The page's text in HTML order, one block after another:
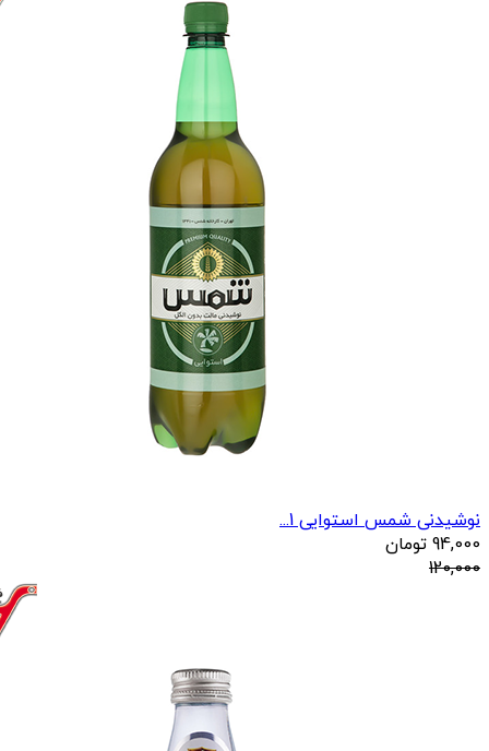
نوشیدنی شمس استوایی 1...
94,000 تومان
120,000